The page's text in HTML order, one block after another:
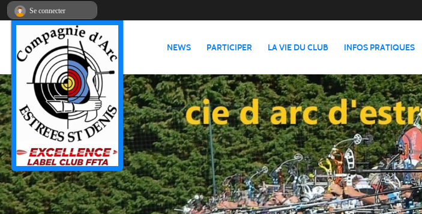
NEWS PARTICIPER LA VIE DU CLUB INFOS PRATIQUES
Se connecter
Panneau de gestion des cookies